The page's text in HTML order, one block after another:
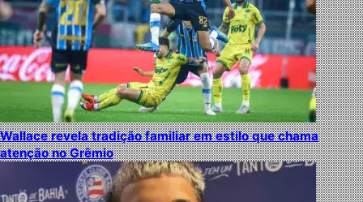
Wallace revela tradição familiar em estilo que chama
atenção no Grêmio